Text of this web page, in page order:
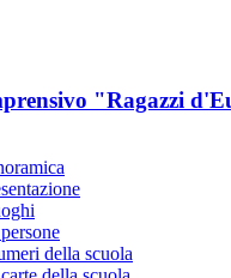
"Ragazzi
della scuola